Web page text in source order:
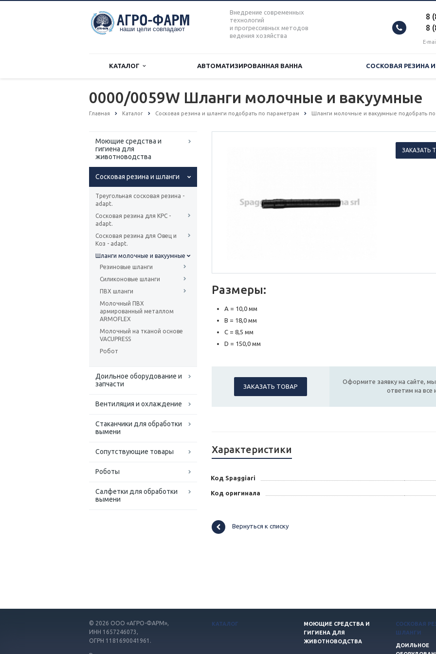
Внедрение современных
технологий
и прогрессивных методов
ведения хозяйства
8
8
E-
КАТАЛОГ АВТОМАТИЗИРОВАННАЯ ВАННА СОСКОВАЯ РЕЗИНА
0000/0059W Шланги молочные и вакуумные
Главная Каталог Сосковая резина и шланги подобрать по параметрам Шланги молочные и вакуумные подобрать
Моющие средства и
гигиена для
животноводства
Сосковая резина и шланги
Треугольная сосковая резина -
adapt.
Сосковая резина для КРС -
adapt.
Сосковая резина для Овец и
Коз - adapt.
Шланги молочные и вакуумные
Резиновые шланги
Силиконовые шланги
ПВХ шланги
Молочный ПВХ
армированный металлом
ARMOFLEX
Молочный на тканой основе
VACUPRESS
Робот
Доильное оборудование и
запчасти
Вентиляция и охлаждение
Стаканчики для обработки
вымени
Сопутствующие товары
Роботы
Салфетки для обработки
вымени
ЗАКАЗАТЬ
Размеры:
A = 10,0 мм
B = 18,0 мм
C = 8,5 мм
D = 150,0 мм
ЗАКАЗАТЬ ТОВАР
Оформите заявку на сайте,
ответим на все
Характеристики
Код Spaggiari
Код оригинала
Вернуться к списку
© 2026 ООО «АГРО-ФАРМ»,
ИНН 1657246073,
ОГРН 1181690041961.
КАТАЛОГ
МОЮЩИЕ СРЕДСТВА И
ГИГИЕНА ДЛЯ
ЖИВОТНОВОДСТВА
СОСКОВАЯ
ШЛАНГИ
ДОИЛЬНОЕ